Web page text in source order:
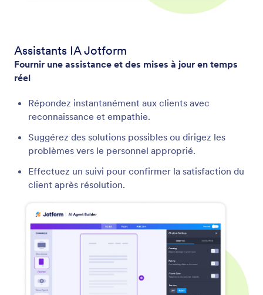
Assistants IA Jotform
Fournir une assistance et des mises à jour en temps
réel
Répondez instantanément aux clients avec
reconnaissance et empathie.
Suggérez des solutions possibles ou dirigez les
problèmes vers le personnel approprié.
Effectuez un suivi pour confirmer la satisfaction du
client après résolution.